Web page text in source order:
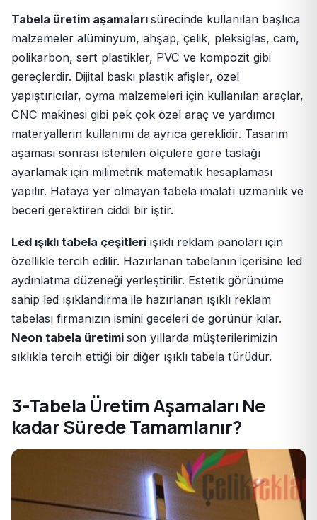
Tabela üretim aşamaları sürecinde kullanılan başlıca
malzemeler alüminyum, ahşap, çelik, pleksiglas, cam,
polikarbon, sert plastikler, PVC ve kompozit gibi
gereçlerdir. Dijital baskı plastik afişler, özel
yapıştırıcılar, oyma malzemeleri için kullanılan araçlar,
CNC makinesi gibi pek çok özel araç ve yardımcı
materyallerin kullanımı da ayrıca gereklidir. Tasarım
aşaması sonrası istenilen ölçülere göre taslağı
ayarlamak için milimetrik matematik hesaplaması
yapılır. Hataya yer olmayan tabela imalatı uzmanlık ve
beceri gerektiren ciddi bir iştir.
Led ışıklı tabela çeşitleri ışıklı reklam panoları için
özellikle tercih edilir. Hazırlanan tabelanın içerisine led
aydınlatma düzeneği yerleştirilir. Estetik görünüme
sahip led ışıklandırma ile hazırlanan ışıklı reklam
tabelası firmanızın ismini geceleri de görünür kılar.
Neon tabela üretimi son yıllarda müşterilerimizin
sıklıkla tercih ettiği bir diğer ışıklı tabela türüdür.
3-Tabela Üretim Aşamaları Ne
kadar Sürede Tamamlanır?